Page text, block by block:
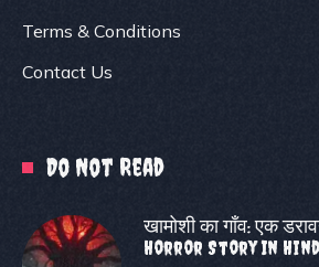
Terms & Conditions
Contact Us
Do Not Read
खामोशी का गाँव: एक
Horror Story In